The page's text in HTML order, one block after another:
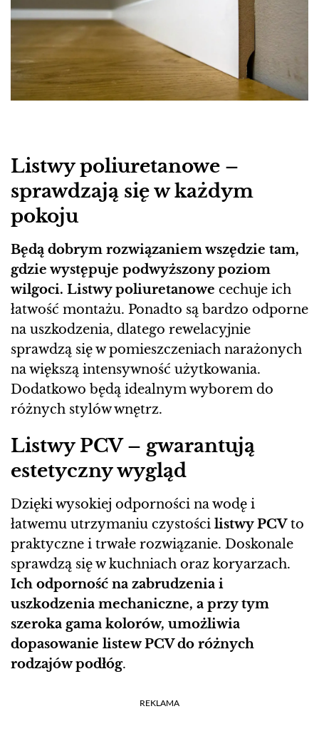
Listwy poliuretanowe –
sprawdzają się w każdym
pokoju
Będą dobrym rozwiązaniem wszędzie tam,
gdzie występuje podwyższony poziom
wilgoci. Listwy poliuretanowe cechuje ich
łatwość montażu. Ponadto są bardzo odporne
na uszkodzenia, dlatego rewelacyjnie
sprawdzą się w pomieszczeniach narażonych
na większą intensywność użytkowania.
Dodatkowo będą idealnym wyborem do
różnych stylów wnętrz.
Listwy PCV – gwarantują
estetyczny wygląd
Dzięki wysokiej odporności na wodę i
łatwemu utrzymaniu czystości listwy PCVto
praktyczne i trwałe rozwiązanie. Doskonale
sprawdzą się w kuchniach oraz koryarzach.
Ich odporność na zabrudzenia i
uszkodzenia mechaniczne, a przy tym
szeroka gama kolorów, umożliwia
dopasowanie listew PCV do różnych
rodzajów podłóg.
REKLAMA